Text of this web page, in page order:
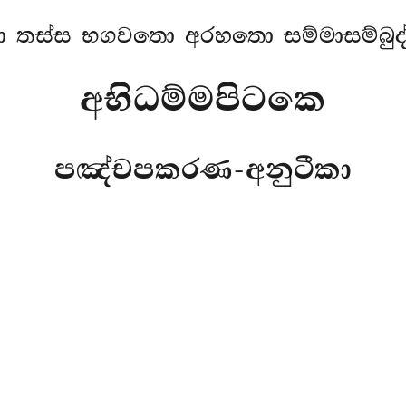
තස්ස භගවතො අරහතො
අභිධම්මපිටකෙ
පඤ්චපකරණ-අනුටීකා